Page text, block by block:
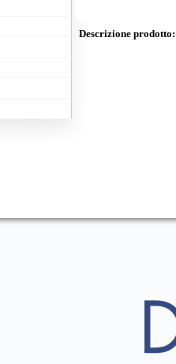
Descrizione prodotto: